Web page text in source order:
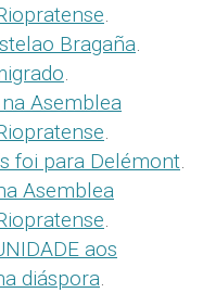
.
Bragaña.
.
Asemblea
.
foi para Delémont.
Asemblea
.
aos
diáspora.